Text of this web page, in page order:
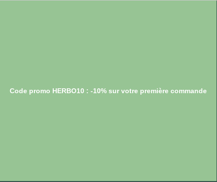
Code promo HERBO10 : -10% sur votre première commande